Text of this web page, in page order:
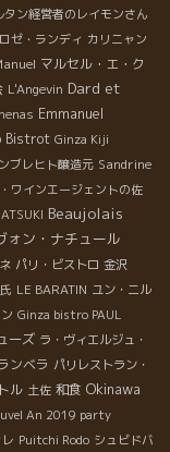
タン経営者のレイモンさん
ロゼ・ランディ カリニャン
マルセル・エ・ク
L'Angevin Dard et
Emmanuel
Bistrot Ginza Kiji
ブレヒト醸造元 Sandrine
ワインエージェントの佐
Beaujolais
ォン・ナチュール
パリ・ビストロ 金沢
LE BARATIN ユン・ニル
Ginza bistro PAUL
ーズ ラ・ヴィエルジュ・
ンベラ パリレストラン・
ル 土佐 和食 Okinawa
An 2019 party
Puitchi Rodo シュビドバ